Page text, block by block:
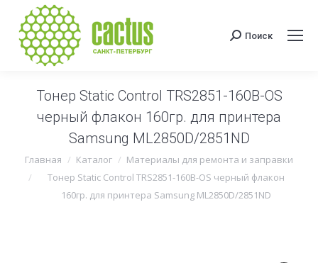
Поиск:
Поиск
Тонер Static Control TRS2851-160B-OS
черный флакон 160гр. для принтера
Samsung ML2850D/2851ND
Вы здесь:
Главная Каталог
Материалы для ремонта и заправки
Тонер Static Control TRS2851-160B-OS черный флакон
160гр. для принтера Samsung ML2850D/2851ND